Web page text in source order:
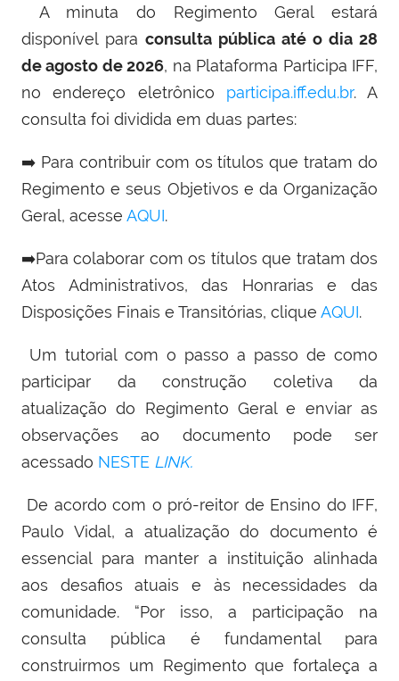
A minuta do Regimento Geral estará
disponível para consulta pública até o dia 28
de agosto de 2026, na Plataforma Participa IFF,
no endereço eletrônico participa.iff.edu.br. A
consulta foi dividida em duas partes:
➡️ Para contribuir com os títulos que tratam do
Regimento e seus Objetivos e da Organização
Geral, acesse AQUI.
➡️Para colaborar com os títulos que tratam dos
Atos Administrativos, das Honrarias e das
Disposições Finais e Transitórias, clique AQUI.
Um tutorial com o passo a passo de como
participar da construção coletiva da
atualização do Regimento Geral e enviar as
observações ao documento pode ser
acessado NESTE LINK.
De acordo com o pró-reitor de Ensino do IFF,
Paulo Vidal, a atualização do documento é
essencial para manter a instituição alinhada
aos desafios atuais e às necessidades da
comunidade. “Por isso, a participação na
consulta pública é fundamental para
construirmos um Regimento que fortaleça a